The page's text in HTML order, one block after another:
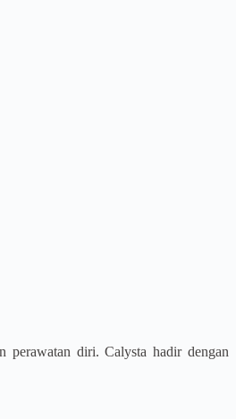
perawatan diri. Calysta hadir dengan